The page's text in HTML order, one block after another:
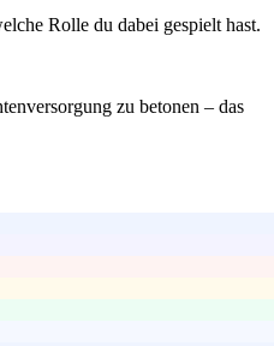
Rolle du dabei gespielt hast.
zu betonen – das